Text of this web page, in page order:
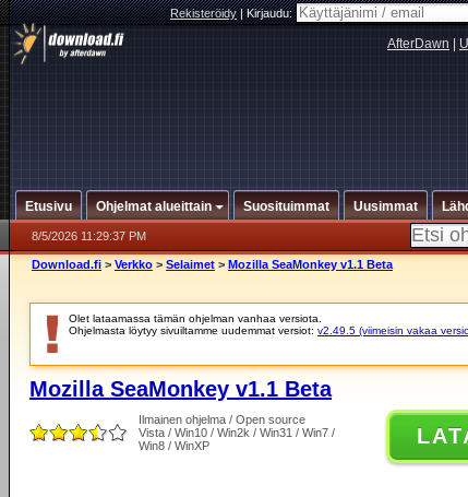
Rekisteröidy|Kirjaudu:
AfterDawn
Etusivu Ohjelmat alueittain Suosituimmat Uusimmat
8/5/2026 11:29:37 PM
Download.fi > Verkko > Selaimet > Mozilla SeaMonkey v1.1 Beta
Olet lataamassa tämän ohjelman vanhaa versiota.
Ohjelmasta löytyy sivuiltamme uudemmat versiot: v2.49.5 (viimeisin vakaa
Mozilla SeaMonkey v1.1 Beta
Ilmainen ohjelma / Open source
Vista / Win10 / Win2k / Win31 / Win7 /
Win8 / WinXP